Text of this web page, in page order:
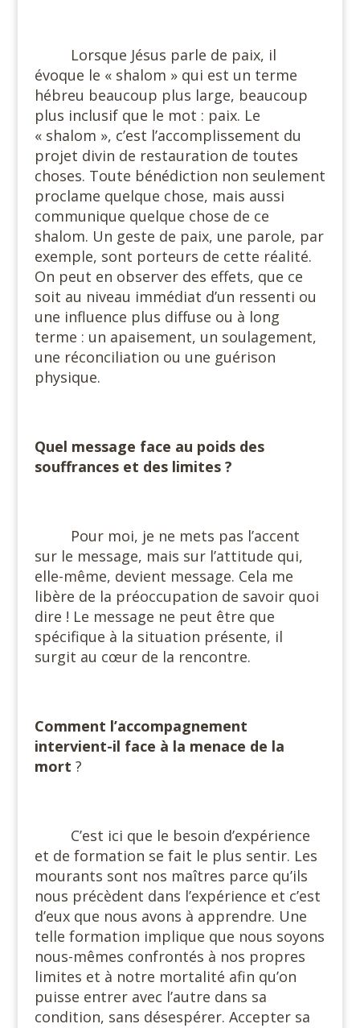
Lorsque Jésus parle de paix, il
évoque le « shalom » qui est un terme
hébreu beaucoup plus large, beaucoup
plus inclusif que le mot : paix. Le
« shalom », c’est l’accomplissement du
projet divin de restauration de toutes
choses. Toute bénédiction non seulement
proclame quelque chose, mais aussi
communique quelque chose de ce
shalom. Un geste de paix, une parole, par
exemple, sont porteurs de cette réalité.
On peut en observer des effets, que ce
soit au niveau immédiat d’un ressenti ou
une influence plus diffuse ou à long
terme : un apaisement, un soulagement,
une réconciliation ou une guérison
physique.
Quel message face au poids des
souffrances et des limites ?
Pour moi, je ne mets pas l’accent
sur le message, mais sur l’attitude qui,
elle-même, devient message. Cela me
libère de la préoccupation de savoir quoi
dire ! Le message ne peut être que
spécifique à la situation présente, il
surgit au cœur de la rencontre.
Comment l’accompagnement
intervient-il face à la menace de la
mort ?
C’est ici que le besoin d’expérience
et de formation se fait le plus sentir. Les
mourants sont nos maîtres parce qu’ils
nous précèdent dans l’expérience et c’est
d’eux que nous avons à apprendre. Une
telle formation implique que nous soyons
nous-mêmes confrontés à nos propres
limites et à notre mortalité afin qu’on
puisse entrer avec l’autre dans sa
condition, sans désespérer. Accepter sa